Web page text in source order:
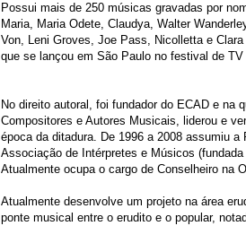
Possui mais de 250 músicas gravadas por
Maria, Maria Odete, Claudya, Walter
Von, Leni Groves, Joe Pass, Nicolletta e Clara
que se lançou em São Paulo no festival de
No direito autoral, foi fundador do ECAD e na
Compositores e Autores Musicais, liderou e
época da ditadura. De 1996 a 2008 assumiu a
Associação de Intérpretes e Músicos
Atualmente ocupa o cargo de Conselheiro na
Atualmente desenvolve um projeto na área
ponte musical entre o erudito e o popular,